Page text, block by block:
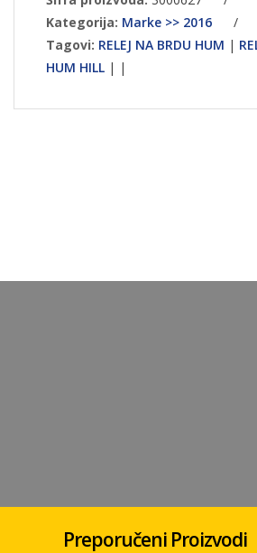
Kategorija: Marke >> 2016
/
Tagovi: RELEJ NA BRDU HUM |
HUM HILL | |
Preporučeni Proizvodi